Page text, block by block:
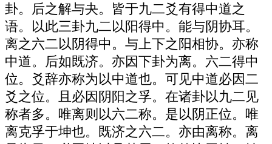
卦。后之解与夬。皆于九二爻有得中道之
语。以此三卦九二以阳得中。能与阴协耳。
离之六二以阴得中。与上下之阳相协。亦称
中道。后如既济。亦因下卦为离。六二得中
位。爻辞亦称为以中道也。可见中道必因二
爻之位。且必因阴阳之孚。在诸卦以九二见
称者多。唯离则以六二称。是以阴正位。唯
离克孚于坤也。既济之六二。亦由离称。离